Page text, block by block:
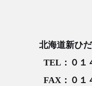
北海道新ひ
TEL：０１
FAX：０１